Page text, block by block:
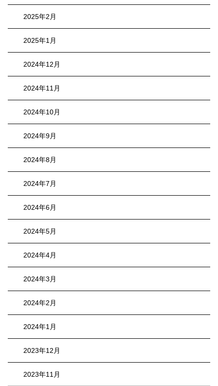
2025年2月
2025年1月
2024年12月
2024年11月
2024年10月
2024年9月
2024年8月
2024年7月
2024年6月
2024年5月
2024年4月
2024年3月
2024年2月
2024年1月
2023年12月
2023年11月